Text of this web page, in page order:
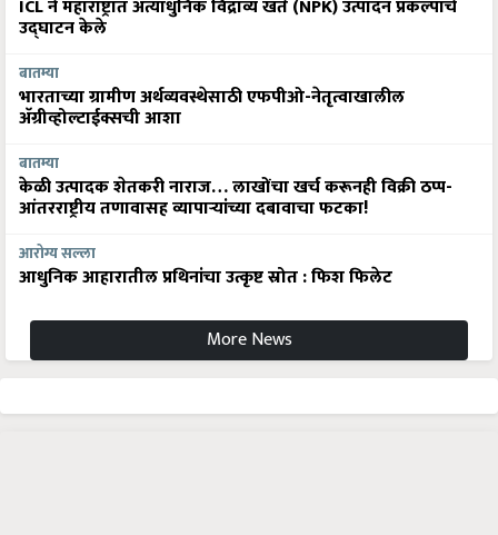
ICL ने महाराष्ट्रात अत्याधुनिक विद्राव्य खते (NPK) उत्पादन प्रकल्पाचे
उद्घाटन केले
बातम्या
भारताच्या ग्रामीण अर्थव्यवस्थेसाठी एफपीओ-नेतृत्वाखालील
अ‍ॅग्रीव्होल्टाईक्सची आशा
बातम्या
केळी उत्पादक शेतकरी नाराज… लाखोंचा खर्च करूनही विक्री ठप्प-
आंतरराष्ट्रीय तणावासह व्यापाऱ्यांच्या दबावाचा फटका!
आरोग्य सल्ला
आधुनिक आहारातील प्रथिनांचा उत्कृष्ट स्रोत : फिश फिलेट
More News